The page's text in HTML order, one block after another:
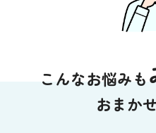
こんなお悩みも
おまか